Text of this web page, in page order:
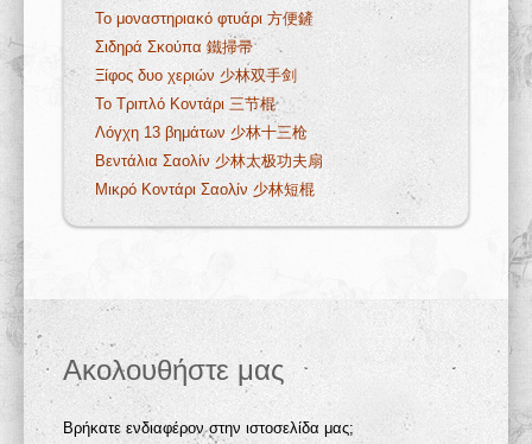
Το μοναστηριακό φτυάρι 方便鏟
Σιδηρά Σκούπα 鐵掃帚
Ξίφος δυο χεριών 少林双手剑
Το Τριπλό Κοντάρι 三节棍
Λόγχη 13 βημάτων 少林十三枪
Βεντάλια Σαολίν 少林太极功夫扇
Μικρό Κοντάρι Σαολίν 少林短棍
Ακολουθήστε μας
Βρήκατε ενδιαφέρον στην ιστοσελίδα μας;